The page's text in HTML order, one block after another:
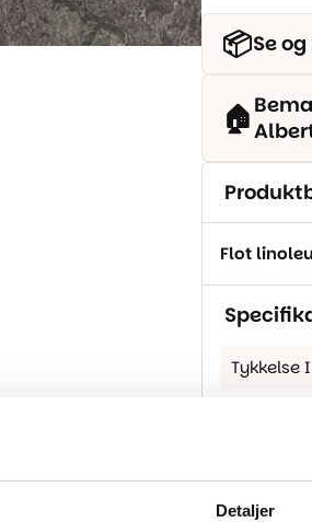
Detaljer
📦Se
🏠
Flot
Tykkelse